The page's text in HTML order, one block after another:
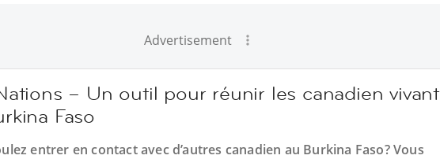
Advertisement
– Un outil pour réunir les canadien vivant
Faso
entrer en contact avec d’autres canadien au Burkina Faso? Vous